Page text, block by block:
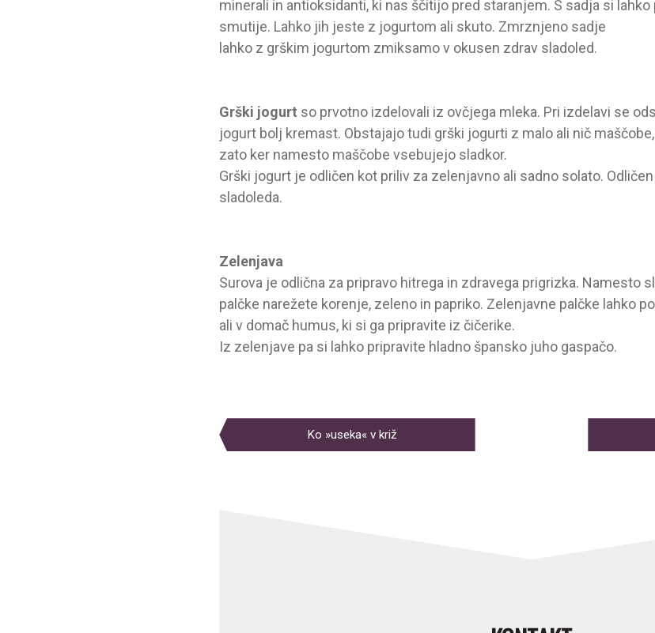
minerali in antioksidanti, ki nas ščitijo pred staranjem. S sadja si
smutije. Lahko jih jeste z jogurtom ali skuto. Zmrznjeno sadje
lahko z grškim jogurtom zmiksamo v okusen zdrav sladoled.
Grški jogurt so prvotno izdelovali iz ovčjega mleka. Pri izdelavi se
jogurt bolj kremast. Obstajajo tudi grški jogurti z malo ali nič
zato ker namesto maščobe vsebujejo sladkor.
Grški jogurt je odličen kot priliv za zelenjavno ali sadno solato.
sladoleda.
Zelenjava
Surova je odlična za pripravo hitrega in zdravega prigrizka. Namesto
palčke narežete korenje, zeleno in papriko. Zelenjavne palčke lahko
ali v domač humus, ki si ga pripravite iz čičerike.
Iz zelenjave pa si lahko pripravite hladno špansko juho gaspačo.
PRISPEVKA
Ko »useka« v križ